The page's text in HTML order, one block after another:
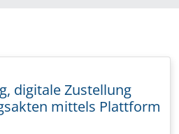
digitale Zustellung
mittels Plattform